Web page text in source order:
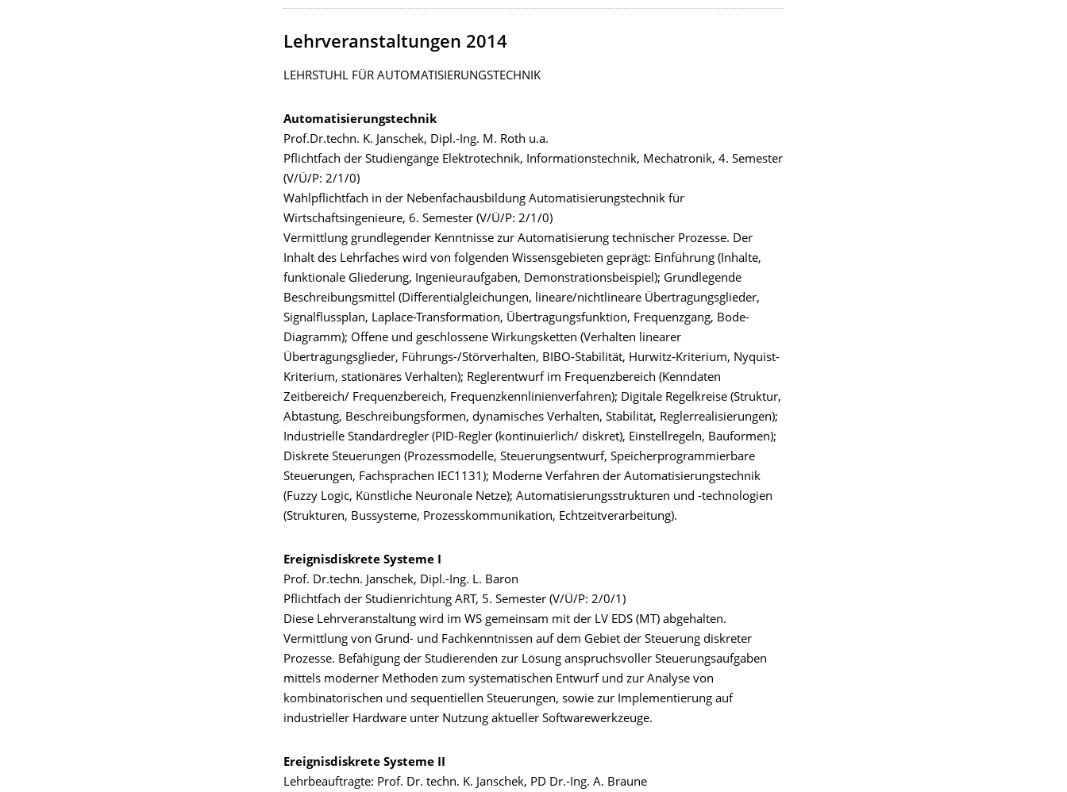
Lehrveranstaltungen 2014
LEHRSTUHL FÜR AUTOMATISIERUNGSTECHNIK
Automatisierungstechnik
Prof.Dr.techn. K. Janschek, Dipl.-Ing. M. Roth u.a.
Pflichtfach der Studiengänge Elektrotechnik, Informationstechnik, Mechatronik, 4. Semester
(V/Ü/P: 2/1/0)
Wahlpflichtfach in der Nebenfachausbildung Automatisierungstechnik für
Wirtschaftsingenieure, 6. Semester (V/Ü/P: 2/1/0)
Vermittlung grundlegender Kenntnisse zur Automatisierung technischer Prozesse. Der
Inhalt des Lehrfaches wird von folgenden Wissensgebieten geprägt: Einführung (Inhalte,
funktionale Gliederung, Ingenieuraufgaben, Demonstrationsbeispiel); Grundlegende
Beschreibungsmittel (Differentialgleichungen, lineare/nichtlineare Übertragungsglieder,
Signalflussplan, Laplace-Transformation, Übertragungsfunktion, Frequenzgang, Bode-
Diagramm); Offene und geschlossene Wirkungsketten (Verhalten linearer
Übertragungsglieder, Führungs-/Störverhalten, BIBO-Stabilität, Hurwitz-Kriterium, Nyquist-
Kriterium, stationäres Verhalten); Reglerentwurf im Frequenzbereich (Kenndaten
Zeitbereich/ Frequenzbereich, Frequenzkennlinienverfahren); Digitale Regelkreise (Struktur,
Abtastung, Beschreibungsformen, dynamisches Verhalten, Stabilität, Reglerrealisierungen);
Industrielle Standardregler (PID-Regler (kontinuierlich/ diskret), Einstellregeln, Bauformen);
Diskrete Steuerungen (Prozessmodelle, Steuerungsentwurf, Speicherprogrammierbare
Steuerungen, Fachsprachen IEC1131); Moderne Verfahren der Automatisierungstechnik
(Fuzzy Logic, Künstliche Neuronale Netze); Automatisierungsstrukturen und -technologien
(Strukturen, Bussysteme, Prozesskommunikation, Echtzeitverarbeitung).
Ereignisdiskrete Systeme I
Prof. Dr.techn. Janschek, Dipl.-Ing. L. Baron
Pflichtfach der Studienrichtung ART, 5. Semester (V/Ü/P: 2/0/1)
Diese Lehrveranstaltung wird im WS gemeinsam mit der LV EDS (MT) abgehalten.
Vermittlung von Grund- und Fachkenntnissen auf dem Gebiet der Steuerung diskreter
Prozesse. Befähigung der Studierenden zur Lösung anspruchsvoller Steuerungsaufgaben
mittels moderner Methoden zum systematischen Entwurf und zur Analyse von
kombinatorischen und sequentiellen Steuerungen, sowie zur Implementierung auf
industrieller Hardware unter Nutzung aktueller Softwarewerkzeuge.
Ereignisdiskrete Systeme II
Lehrbeauftragte: Prof. Dr. techn. K. Janschek, PD Dr.-Ing. A. Braune